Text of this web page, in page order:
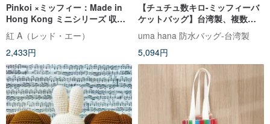
Pinkoi ×ミッフィー：Made in
Hong Kong ミニシリーズ 収納
ケース（台湾・香港・マカオ・
日本で限定販売）
紅 A（レッド・エー）
2,433円
【チュチュ数キロ-ミッフィーバ
ケットバッグ】台湾製、複数の
コンパートメント、斜めのバッ
ク、持ち運び可能な両用防水バ
ッグ
uma hana 防水バッグ-台湾製
5,094円